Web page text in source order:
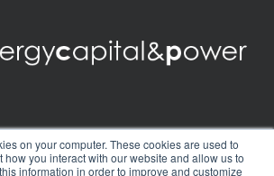
on your computer. These cookies are used to
you interact with our website and allow us to
information in order to improve and customize
twitter facebookyoutubelinkedininstagram